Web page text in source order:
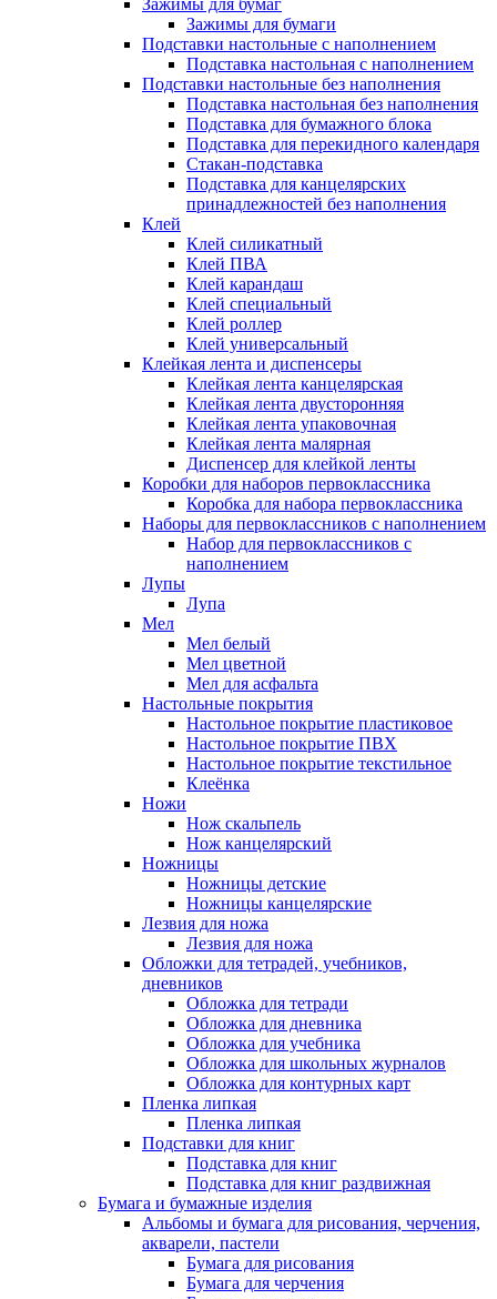
Зажимы для бумаг
Зажимы для бумаги
Подставки настольные с наполнением
Подставка настольная с наполнением
Подставки настольные без наполнения
Подставка настольная без наполнения
Подставка для бумажного блока
Подставка для перекидного календаря
Стакан-подставка
Подставка для канцелярских
принадлежностей без наполнения
Клей
Клей силикатный
Клей ПВА
Клей карандаш
Клей специальный
Клей роллер
Клей универсальный
Клейкая лента и диспенсеры
Клейкая лента канцелярская
Клейкая лента двусторонняя
Клейкая лента упаковочная
Клейкая лента малярная
Диспенсер для клейкой ленты
Коробки для наборов первоклассника
Коробка для набора первоклассника
Наборы для первоклассников с наполнением
Набор для первоклассников с
наполнением
Лупы
Лупа
Мел
Мел белый
Мел цветной
Мел для асфальта
Настольные покрытия
Настольное покрытие пластиковое
Настольное покрытие ПВХ
Настольное покрытие текстильное
Клеёнка
Ножи
Нож скальпель
Нож канцелярский
Ножницы
Ножницы детские
Ножницы канцелярские
Лезвия для ножа
Лезвия для ножа
Обложки для тетрадей, учебников,
дневников
Обложка для тетради
Обложка для дневника
Обложка для учебника
Обложка для школьных журналов
Обложка для контурных карт
Пленка липкая
Пленка липкая
Подставки для книг
Подставка для книг
Подставка для книг раздвижная
Бумага и бумажные изделия
Альбомы и бумага для рисования, черчения,
акварели, пастели
Бумага для рисования
Бумага для черчения